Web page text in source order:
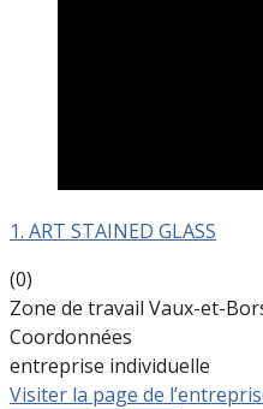
1. ART STAINED GLASS
(0)
Zone de travail Vaux-et-
Coordonnées
entreprise individuelle
Visiter la page de